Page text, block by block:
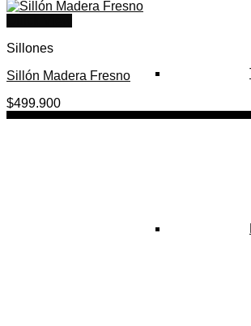
Sillones
Sillón Madera Fresno
$499.900